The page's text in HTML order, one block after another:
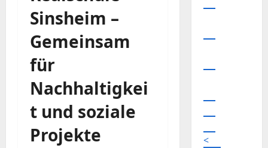
Sinsheim –
Gemeinsam
für
Nachhaltigkei
t und soziale
Projekte
<